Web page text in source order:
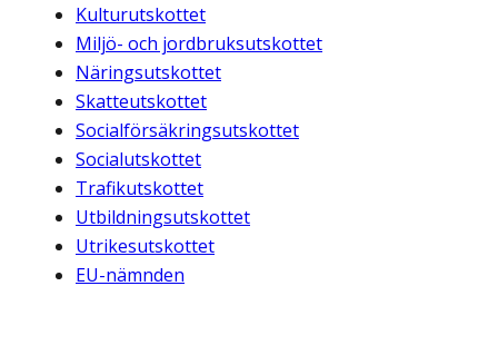
Kulturutskottet
Miljö- och jordbruksutskottet
Näringsutskottet
Skatteutskottet
Socialförsäkringsutskottet
Socialutskottet
Trafikutskottet
Utbildningsutskottet
Utrikesutskottet
EU-nämnden